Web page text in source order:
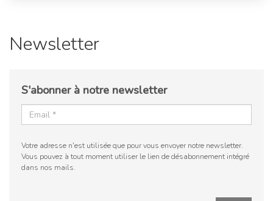
Newsletter
S'abonner à notre newsletter
Votre adresse n'est utilisée que pour vous envoyer notre newsletter.
Vous pouvez à tout moment utiliser le lien de désabonnement intégré
dans nos mails.